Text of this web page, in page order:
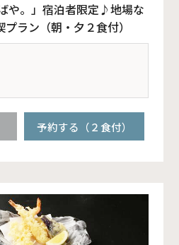
や。」宿泊者限定♪地場な
ラン（朝・夕２食付）
予約する（２食付）